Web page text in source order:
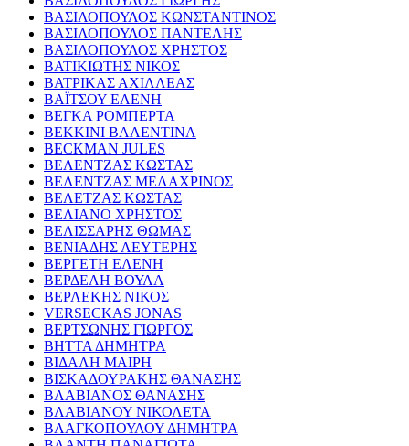
ΒΑΣΙΛΟΠΟΥΛΟΣ ΚΩΝΣΤΑΝΤΙΝΟΣ
ΒΑΣΙΛΟΠΟΥΛΟΣ ΠΑΝΤΕΛΗΣ
ΒΑΣΙΛΟΠΟΥΛΟΣ ΧΡΗΣΤΟΣ
ΒΑΤΙΚΙΩΤΗΣ ΝΙΚΟΣ
ΒΑΤΡΙΚΑΣ ΑΧΙΛΛΕΑΣ
ΒΑΪΤΣΟΥ ΕΛΕΝΗ
ΒΕΓΚΑ ΡΟΜΠΕΡΤΑ
ΒΕΚΚΙΝΙ ΒΑΛΕΝΤΙΝΑ
BECKMAN JULES
ΒΕΛΕΝΤΖΑΣ ΚΩΣΤΑΣ
ΒΕΛΕΝΤΖΑΣ ΜΕΛΑΧΡΙΝΟΣ
ΒΕΛΕΤΖΑΣ ΚΩΣΤΑΣ
ΒΕΛΙΑΝΟ ΧΡΗΣΤΟΣ
ΒΕΛΙΣΣΑΡΗΣ ΘΩΜΑΣ
ΒΕΝΙΑΔΗΣ ΛΕΥΤΕΡΗΣ
ΒΕΡΓΕΤΗ ΕΛΕΝΗ
ΒΕΡΔΕΛΗ ΒΟΥΛΑ
ΒΕΡΛΕΚΗΣ ΝΙΚΟΣ
VERSECKAS JONAS
ΒΕΡΤΣΩΝΗΣ ΓΙΩΡΓΟΣ
ΒΗΤΤΑ ΔΗΜΗΤΡΑ
ΒΙΔΑΛΗ ΜΑΙΡΗ
ΒΙΣΚΑΔΟΥΡΑΚΗΣ ΘΑΝΑΣΗΣ
ΒΛΑΒΙΑΝΟΣ ΘΑΝΑΣΗΣ
ΒΛΑΒΙΑΝΟΥ ΝΙΚΟΛΕΤΑ
ΒΛΑΓΚΟΠΟΥΛΟΥ ΔΗΜΗΤΡΑ